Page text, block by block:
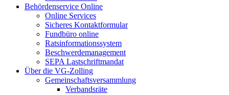
Behördenservice Online
Online Services
Sicheres Kontaktformular
Fundbüro online
Ratsinformationssystem
Beschwerdemanagement
SEPA Lastschriftmandat
Über die VG-Zolling
Gemeinschaftsversammlung
Verbandsräte